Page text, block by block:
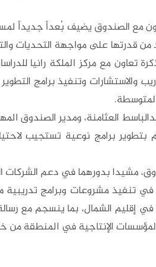
مع الصندوق يضيف بُعداً جديداً
قدرتها على مواجهة التحديات
تعاون مع مركز الملكة رانيا
والاستشارات وتنفيذ برامج التطوير
العثامنة، ومدير الصندوق
بتطوير برامج نوعية تستجيب
مشيدا بدورهما في دعم الشركات
تنفيذ مشروعات وبرامج تدريبية
إقليم الشمال، بما ينسجم مع
الإنتاجية في المنطقة من